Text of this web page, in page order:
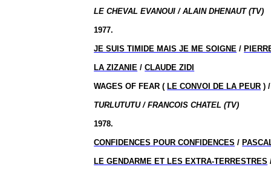
LE CHEVAL EVANOUI / ALAIN DHENAUT (TV)
1977.
JE SUIS TIMIDE MAIS JE ME SOIGNE /
LA ZIZANIE /CLAUDE ZIDI
WAGES OF FEAR ( LE CONVOI DE LA PEUR )
TURLUTUTU / FRANCOIS CHATEL (TV)
1978.
CONFIDENCES POUR CONFIDENCES /
LE GENDARME ET LES EXTRA-TERRESTRES